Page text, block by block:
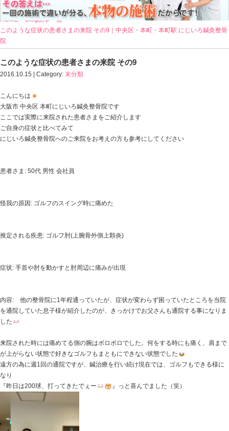
HOME > Blog記事一覧 >
このような症状の患者さまの来院 その9｜中央区・本町
院
このような症状の患者さまの来院 その9
大阪市 中央区 本町にじいろ鍼灸整骨院です
ご自身の症状と比べてみて
怪我の原因: ゴルフのスイング時に痛めた
推定される疾患: ゴルフ肘(上腕骨外側上顆炎)